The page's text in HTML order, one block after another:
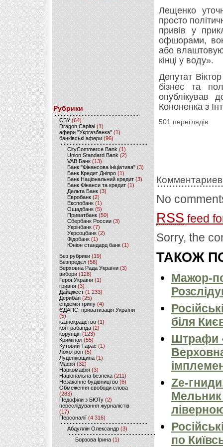
Рубрики
CБУ (64)
Dragon Capital (1)
афери "Укргазбанка" (1)
банківські афери (96)
CityCommerce Bank (1)
Union Standard Bank (2)
VAB Банк (13)
Банк "Фінансова ініціатива" (3)
Банк Кредит Дніпро (1)
Банк Національний кредит (3)
Банк Фінанси та кредит (1)
Дельта Банк (3)
Евробанк(2)
Експобанк (1)
Ощадбанк(5)
Приватбанк (50)
Сбербанк России (3)
Укрінбанк(7)
Укрсоцбанк (2)
Фідобанк (1)
Юніон стандард банк(1)
Без рубрики (19)
Безпредєл(56)
Верховна Рада України (3)
вибори(128)
Герої України(1)
гривня (3)
Дайджест (1 233)
Дерибан (25)
епідемія грипу (4)
ЄДАПС: приватизація України
(5)
казнокрадство (1)
контрабанда (2)
корупція (123)
Кримінал (55)
Кутовий Тарас (1)
Лохотрон(5)
Луценківщина (1)
Мафія (32)
Наркомафія (3)
Національна безпека (211)
Незаконне будівництво(6)
Обмеження свободи слова
(283)
Педофіли з БЮТу (2)
переслідування журналістів
(17)
Персоналії (4 316)
Абдуллін Олександр (3)
Борзова Ірина(1)
Лещенко
просто
привів у
офшорами,
або
кінці у воду».
Депутат
бізнес та
опублікував
Кононенка з
501 переглядів
No
RSS feed
Sorry, the
ТАКОЖ
Мажор-
біля
Штрафи
Ze-
по